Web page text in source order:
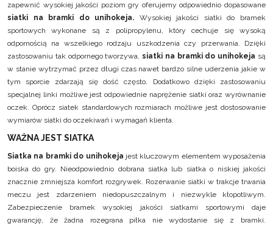
zapewnić wysokiej jakości poziom gry oferujemy odpowiednio dopasowane
siatki na bramki do unihokeja. Wysokiej jakości siatki do bramek
sportowych wykonane są z polipropylenu, który cechuje się wysoką
odpornością na wszelkiego rodzaju uszkodzenia czy przerwania. Dzięki
zastosowaniu tak odpornego tworzywa,siatki na bramki do unihokeja są
w stanie wytrzymać przez długi czas nawet bardzo silne uderzenia jakie w
tym sporcie zdarzają się dość często. Dodatkowo dzięki zastosowaniu
specjalnej linki możliwe jest odpowiednie naprężenie siatki oraz wyrównanie
oczek. Oprócz siatek standardowych rozmiarach możliwe jest dostosowanie
wymiarów siatki do oczekiwań i wymagań klienta.
WAŻNA JEST SIATKA
Siatka na bramki do unihokeja jest kluczowym elementem wyposażenia
boiska do gry. Nieodpowiednio dobrana siatka lub siatka o niskiej jakości
znacznie zmniejsza komfort rozgrywek. Rozerwanie siatki w trakcje trwania
meczu jest zdarzeniem niedopuszczalnym i niezwykle kłopotliwym.
Zabezpieczenie bramek wysokiej jakości siatkami sportowymi daje
gwarancję, że żadna rozegrana piłka nie wydostanie się z bramki.